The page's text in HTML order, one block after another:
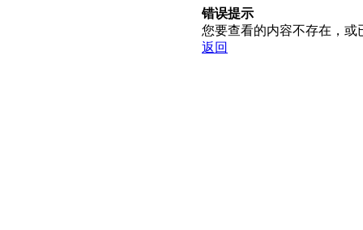
错误提示
您要查看的内容不存在，或
返回